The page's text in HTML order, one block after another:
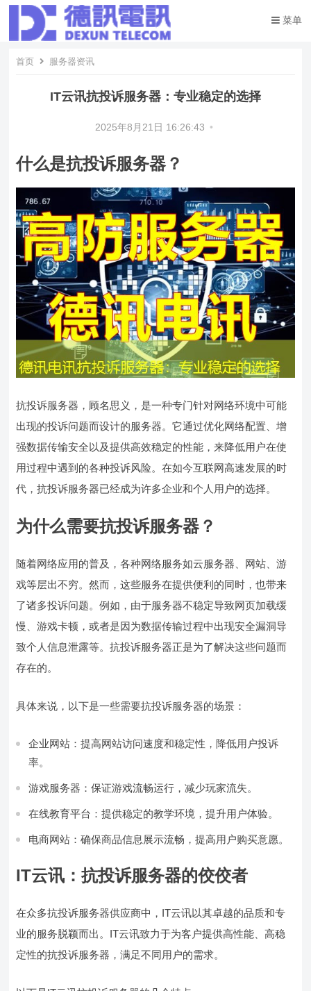
菜单
首页 服务器资讯
IT云讯抗投诉服务器：专业稳定的选择
2025年8月21日 16:26:43 •
什么是抗投诉服务器？
抗投诉服务器，顾名思义，是一种专门针对网络环境中可能
出现的投诉问题而设计的服务器。它通过优化网络配置、增
强数据传输安全以及提供高效稳定的性能，来降低用户在使
用过程中遇到的各种投诉风险。在如今互联网高速发展的时
代，抗投诉服务器已经成为许多企业和个人用户的选择。
为什么需要抗投诉服务器？
随着网络应用的普及，各种网络服务如云服务器、网站、游
戏等层出不穷。然而，这些服务在提供便利的同时，也带来
了诸多投诉问题。例如，由于服务器不稳定导致网页加载缓
慢、游戏卡顿，或者是因为数据传输过程中出现安全漏洞导
致个人信息泄露等。抗投诉服务器正是为了解决这些问题而
存在的。
具体来说，以下是一些需要抗投诉服务器的场景：
企业网站：提高网站访问速度和稳定性，降低用户投诉
率。
游戏服务器：保证游戏流畅运行，减少玩家流失。
在线教育平台：提供稳定的教学环境，提升用户体验。
电商网站：确保商品信息展示流畅，提高用户购买意愿。
IT云讯：抗投诉服务器的佼佼者
在众多抗投诉服务器供应商中，IT云讯以其卓越的品质和专
业的服务脱颖而出。IT云讯致力于为客户提供高性能、高稳
定性的抗投诉服务器，满足不同用户的需求。